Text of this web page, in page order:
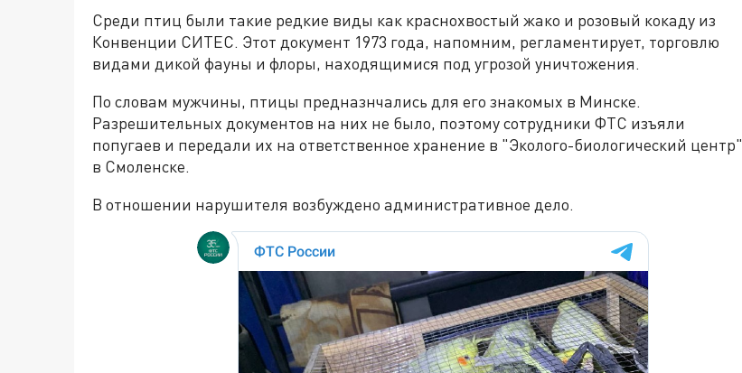
Среди птиц были такие редкие виды как краснохвостый жако и розовый кокаду из
Конвенции СИТЕС. Этот документ 1973 года, напомним, регламентирует, торговлю
видами дикой фауны и флоры, находящимися под угрозой уничтожения.
По словам мужчины, птицы предназнчались для его знакомых в Минске.
Разрешительных документов на них не было, поэтому сотрудники ФТС изъяли
попугаев и передали их на ответственное хранение в "Эколого-биологический центр"
в Смоленске.
В отношении нарушителя возбуждено административное дело.